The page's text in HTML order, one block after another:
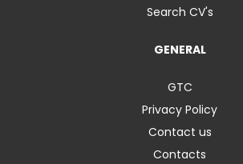
Search CV's
GENERAL
GTC
Privacy Policy
Contact us
Contacts